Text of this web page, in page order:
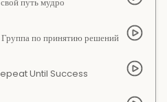
Группа по принятию решений
Until Success